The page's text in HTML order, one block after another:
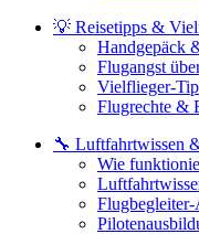
💡 Reisetipps &
Handgepäck
Flugangst
Vielflieger-
Flugrechte &
🔧 Luftfahrtwissen
Wie